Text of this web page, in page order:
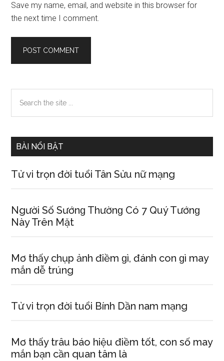
Save my name, email, and website in this browser for
the next time I comment.
Primary
Sidebar
the
BÀI NỔI BẬT
Tử vi trọn đời tuổi Tân Sửu nữ mạng
Người Số Sướnɡ Thườnɡ Có 7 Quý Tướnɡ
Này Trên Mặt
Mơ thấy chụp ảnh điềm ɡì, đánh con ɡì may
mắn dễ trúng
Tử vi trọn đời tuổi Bính Dần nam mạng
Mơ thấy trâu báo hiệu điềm tốt, con ѕố may
mắn bạn cần quan tâm là